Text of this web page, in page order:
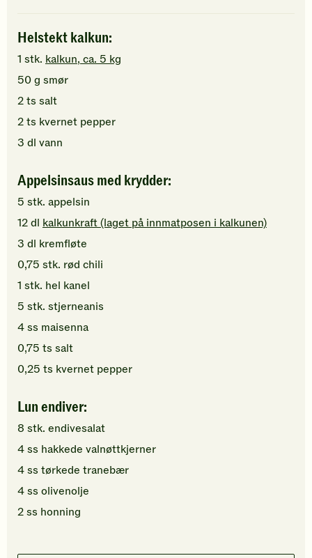
Helstekt kalkun:
1 stk. kalkun, ca. 5 kg
50g smør
2ts salt
2ts kvernet pepper
3 dl vann
Appelsinsaus med krydder:
5 stk. appelsin
12dl kalkunkraft (laget på innmatposen i kalkunen)
3 dl kremfløte
0,75 stk. rød chili
1 stk. hel kanel
5 stk. stjerneanis
4ss maisenna
0,75 ts salt
0,25 ts kvernet pepper
Lun endiver:
8 stk. endivesalat
4ss hakkede valnøttkjerner
4ss tørkede tranebær
4ss olivenolje
2ss honning